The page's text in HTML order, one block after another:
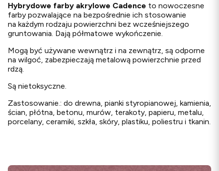
Hybrydowe farby akrylowe Cadence to nowoczesne
farby pozwalające na bezpośrednie ich stosowanie
na każdym rodzaju powierzchni bez wcześniejszego
gruntowania. Dają półmatowe wykończenie.
Mogą być używane wewnątrz i na zewnątrz, są odporne
na wilgoć, zabezpieczają metalową powierzchnie przed
rdzą.
Są nietoksyczne.
Zastosowanie.: do drewna, pianki styropianowej, kamienia,
ścian, płótna, betonu, murów, terakoty, papieru, metalu,
porcelany, ceramiki, szkła, skóry, plastiku, poliestru i tkanin.